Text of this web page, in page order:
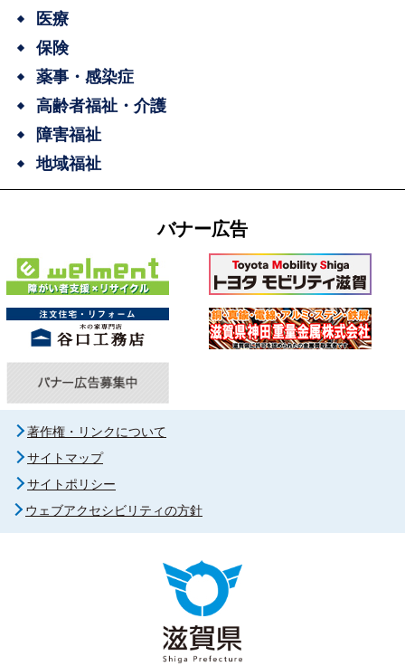
医療
保険
薬事・感染症
高齢者福祉・介護
障害福祉
地域福祉
バナー広告
著作権・リンクについて
サイトマップ
サイトポリシー
ウェブアクセシビリティの方針